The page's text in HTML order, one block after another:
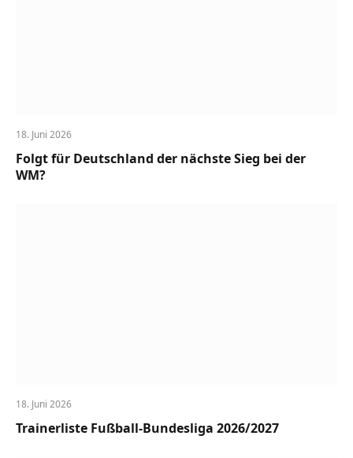
18. Juni 2026
Folgt für Deutschland der nächste Sieg bei der
WM?
18. Juni 2026
Trainerliste Fußball-Bundesliga 2026/2027